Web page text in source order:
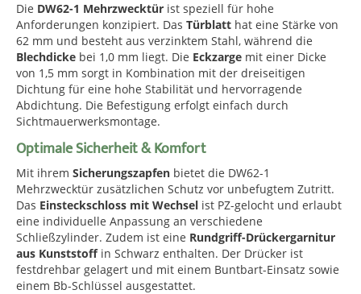
Die DW62-1 Mehrzwecktür ist speziell für hohe
Anforderungen konzipiert. Das Türblatt hat eine Stärke von
62 mm und besteht aus verzinktem Stahl, während die
Blechdicke bei 1,0 mm liegt. Die Eckzarge mit einer Dicke
von 1,5 mm sorgt in Kombination mit der dreiseitigen
Dichtung für eine hohe Stabilität und hervorragende
Abdichtung. Die Befestigung erfolgt einfach durch
Sichtmauerwerksmontage.
Optimale Sicherheit & Komfort
Mit ihrem Sicherungszapfen bietet die DW62-1
Mehrzwecktür zusätzlichen Schutz vor unbefugtem Zutritt.
Das Einsteckschloss mit Wechsel ist PZ-gelocht und erlaubt
eine individuelle Anpassung an verschiedene
Schließzylinder. Zudem ist eine Rundgriff-Drückergarnitur
aus Kunststoffin Schwarz enthalten. Der Drücker ist
festdrehbar gelagert und mit einem Buntbart-Einsatz sowie
einem Bb-Schlüssel ausgestattet.